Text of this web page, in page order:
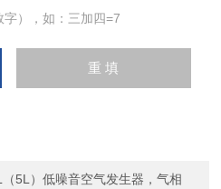
），如：三加四=7
5L）低噪音空气发生器，气相